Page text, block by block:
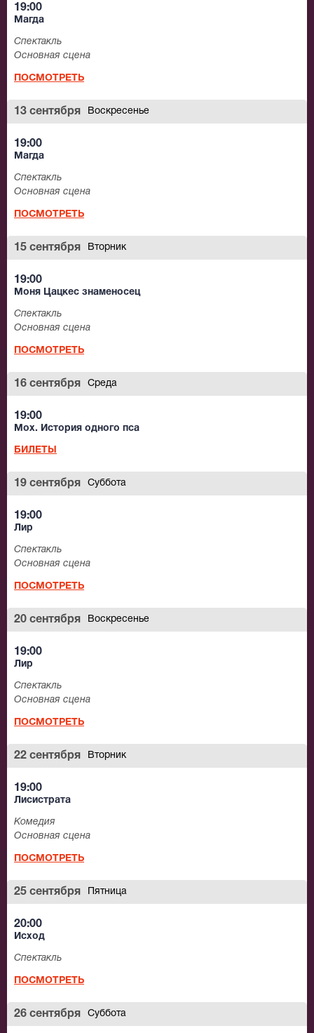
19:00
Магда
Спектакль
Основная сцена
ПОСМОТРЕТЬ
13 сентября Воскресенье
19:00
Магда
Спектакль
Основная сцена
ПОСМОТРЕТЬ
15 сентября Вторник
19:00
Моня Цацкес знаменосец
Спектакль
Основная сцена
ПОСМОТРЕТЬ
16 сентября Среда
19:00
Мох. История одного пса
БИЛЕТЫ
19 сентября Суббота
19:00
Лир
Спектакль
Основная сцена
ПОСМОТРЕТЬ
20 сентября Воскресенье
19:00
Лир
Спектакль
Основная сцена
ПОСМОТРЕТЬ
22 сентября Вторник
19:00
Лисистрата
Комедия
Основная сцена
ПОСМОТРЕТЬ
25 сентября Пятница
20:00
Исход
Спектакль
ПОСМОТРЕТЬ
26 сентября Суббота